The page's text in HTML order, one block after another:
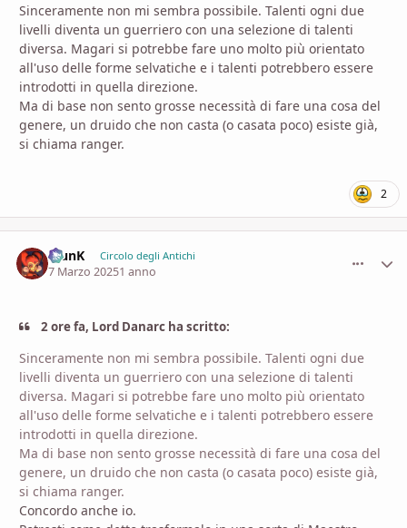
Sinceramente non mi sembra possibile. Talenti ogni due
livelli diventa un guerriero con una selezione di talenti
diversa. Magari si potrebbe fare uno molto più orientato
all'uso delle forme selvatiche e i talenti potrebbero essere
introdotti in quella direzione.
Ma di base non sento grosse necessità di fare una cosa del
genere, un druido che non casta (o casata poco) esiste già,
si chiama ranger.
2
KlunK Circolo degli Antichi
7 Marzo 20251 anno
2 ore fa, Lord Danarc ha scritto:
Sinceramente non mi sembra possibile. Talenti ogni due
livelli diventa un guerriero con una selezione di talenti
diversa. Magari si potrebbe fare uno molto più orientato
all'uso delle forme selvatiche e i talenti potrebbero essere
introdotti in quella direzione.
Ma di base non sento grosse necessità di fare una cosa del
genere, un druido che non casta (o casata poco) esiste già,
si chiama ranger.
Concordo anche io.